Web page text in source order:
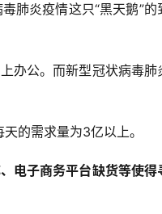
肺炎疫情这只“黑天鹅”的
办公。而新型冠状病毒肺
的需求量为3亿以上。
电子商务平台缺货等使得